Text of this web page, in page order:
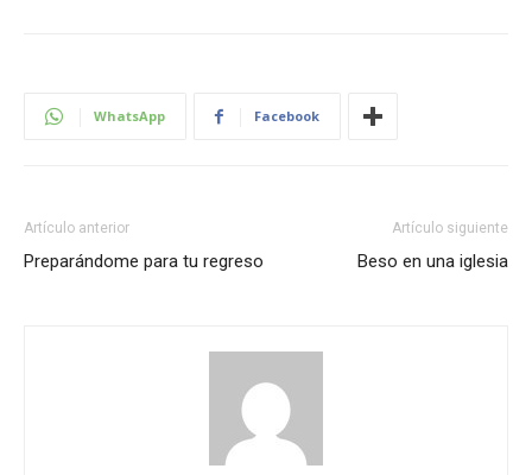
WhatsApp Facebook
Artículo anterior
Preparándome para tu regreso
Artículo siguiente
Beso en una iglesia